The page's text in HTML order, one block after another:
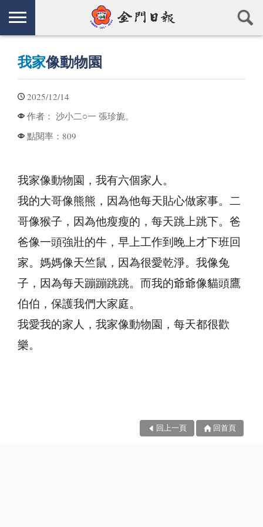
我家像動物園
2025/12/14
作者： 沙小二○一 張珍旎。
點閱率： 809
我家像動物園，我有六個家人。
我的大哥像熊熊，因為他每天貼心做家事。二
哥像猴子，因為他瘦瘦的，每天跳上跳下。爸
爸像一頭強壯的牛，早上工作到晚上才下班回
家。媽媽像天竺鼠，因為很愛乾淨。我像兔
子，因為每天蹦蹦跳跳。而我的爺爺像貓頭鷹
伯伯，保護我們大家庭。
我愛我的家人，我家像動物園，每天都很歡
樂。
回上一頁 回首頁